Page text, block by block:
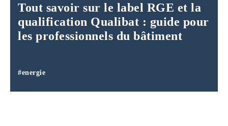
Tout savoir sur le label RGE et la
qualification Qualibat : guide pour
les professionnels du bâtiment
#energie